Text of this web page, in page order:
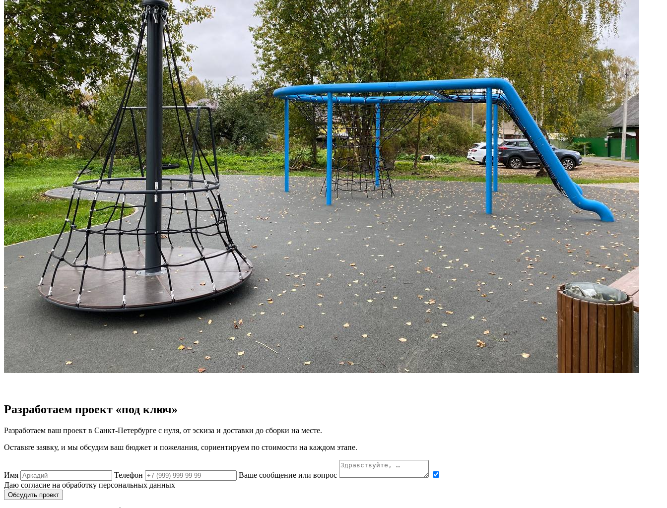
Разработаем проект «под ключ»
Разработаем ваш проект в Санкт‑Петербурге с нуля, от эскиза и доставки до сборки на месте.
Оставьте заявку, и мы обсудим ваш бюджет и пожелания, сориентируем по стоимости на каждом этапе.
Имя Телефон
Ваше сообщение или вопрос
Даю согласие на обработку персональных данных
Обсудить проект